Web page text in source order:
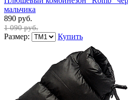
мальчика
890 руб.
1 090 руб.
Размер: Купить